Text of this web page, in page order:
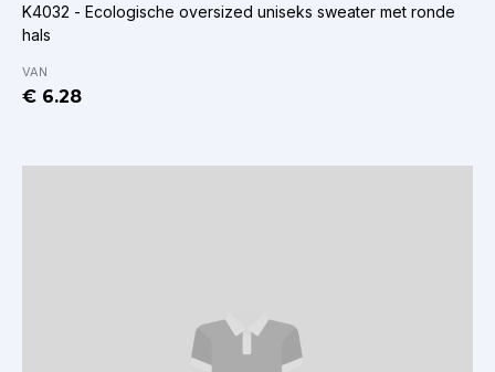
K4032 - Ecologische oversized uniseks sweater met ronde
hals
VAN
€ 6.28